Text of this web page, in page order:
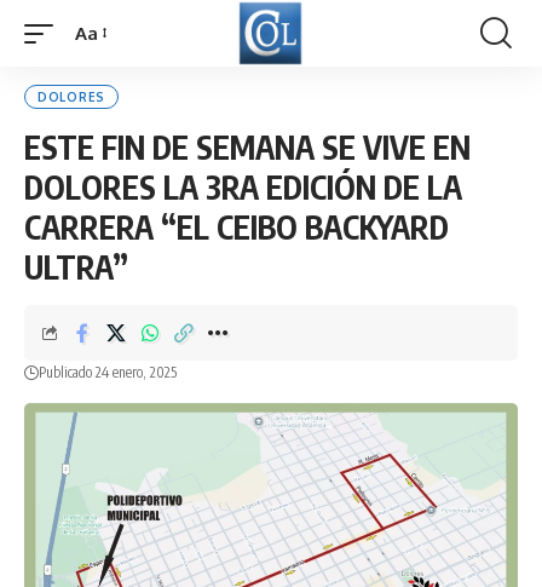
Font
Aa
DOLORES
ESTE FIN DE SEMANA SE VIVE EN
DOLORES LA 3RA EDICIÓN DE LA
CARRERA “EL CEIBO BACKYARD
ULTRA”
Publicado 24 enero, 2025